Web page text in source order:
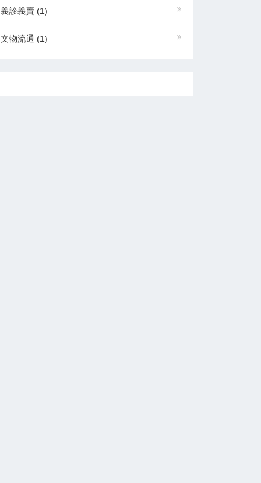
義診義賣 (1)
文物流通 (1)